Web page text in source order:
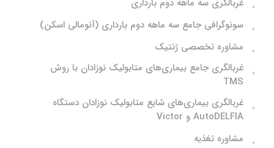
غربالگری سه ماهه دوم بارداری
سونوگرافی جامع سه ماهه دوم بارداری (آنومالی اسکن)
مشاوره تخصصی ژنتیک
غربالگری جامع بیماری‌های متابولیک نوزادان با روش
TMS
غربالگری بیماری‌های شایع متابولیک نوزادان دستگاه
AutoDELFIA و Victor
مشاوره تغذیه